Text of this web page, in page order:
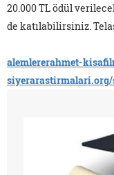
20.000 TL ödül
de katılabilirsiniz.
alemlererahmet-